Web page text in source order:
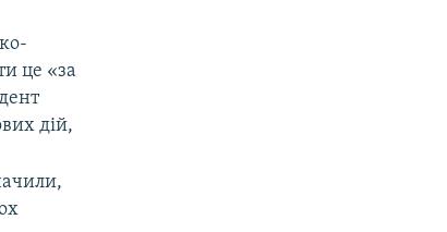
це «за
дій,